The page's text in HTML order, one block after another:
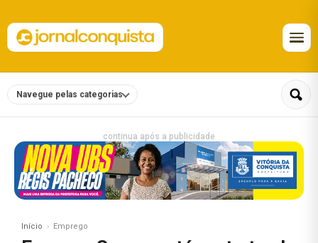
Navegue pelas categorias
continua após a publicidade
Início Emprego